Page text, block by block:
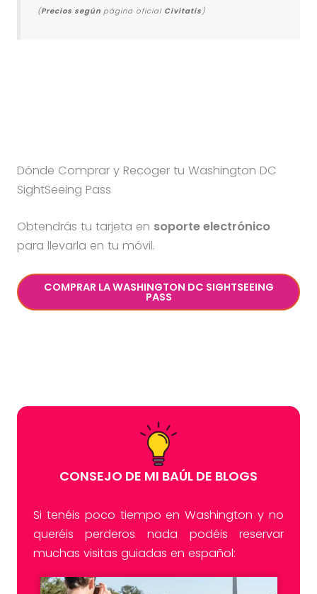
(Precios según página oficial Civitatis)
Dónde Comprar y Recoger tu Washington DC
SightSeeing Pass
Obtendrás tu tarjeta en soporte electrónico
para llevarla en tu móvil.
COMPRAR LA WASHINGTON DC SIGHTSEEING
PASS
CONSEJO DE MI BAÚL DE BLOGS
Si tenéis poco tiempo en Washington y no
queréis perderos nada podéis reservar
muchas visitas guiadas en español: